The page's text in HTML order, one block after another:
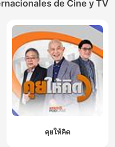
de Cine y TV
คุยให้คิด